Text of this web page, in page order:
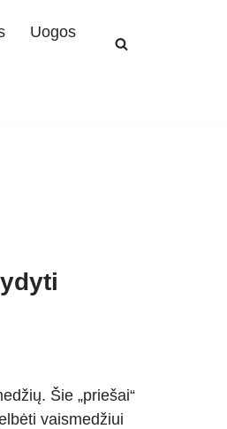
Uogos
Šie „priešai“
vaismedžiui